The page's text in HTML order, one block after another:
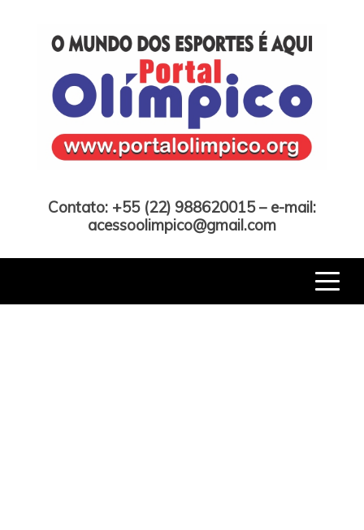
Contato: +55 (22) 988620015 – e-mail:
acessoolimpico@gmail.com